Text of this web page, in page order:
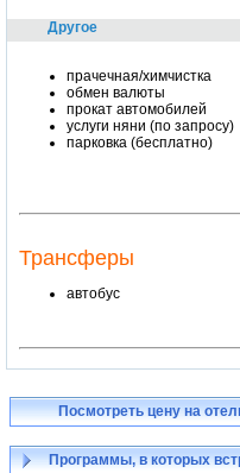
Другое
прачечная/химчистка
обмен валюты
прокат автомобилей
услуги няни (по запросу)
парковка (бесплатно)
Трансферы
автобус
Посмотреть цену на
Программы, в которых